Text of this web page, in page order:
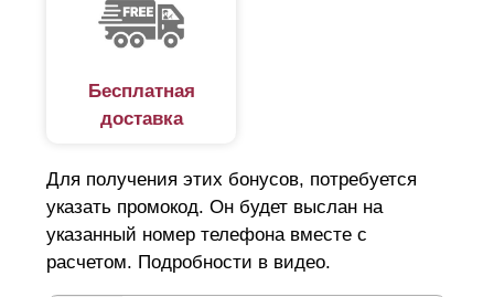
Бесплатная
доставка
Для получения этих бонусов, потребуется
указать промокод. Он будет выслан на
указанный номер телефона вместе с
расчетом. Подробности в видео.